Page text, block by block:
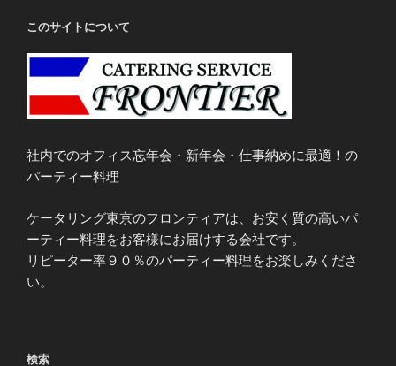
このサイトについて
社内でのオフィス忘年会・新年会・仕事納めに最適！の
パーティー料理
ケータリング東京のフロンティアは、お安く質の高いパ
ーティー料理をお客様にお届けする会社です。
リピーター率９０％のパーティー料理をお楽しみくださ
い。
検索